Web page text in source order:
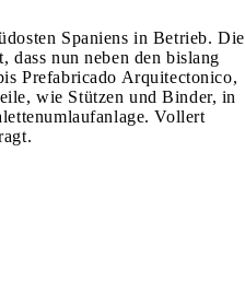
Spaniens in Betrieb. Die
nun neben den bislang
Prefabricado Arquitectonico,
wie Stützen und Binder, in
Vollert